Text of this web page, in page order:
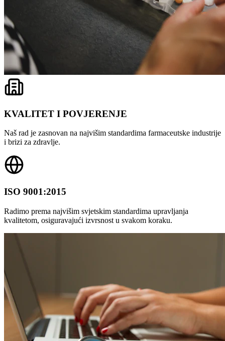
KVALITET I POVJERENJE
Naš rad je zasnovan na najvišim standardima farmaceutske industrije
i brizi za zdravlje.
ISO 9001:2015
Radimo prema najvišim svjetskim standardima upravljanja
kvalitetom, osiguravajući izvrsnost u svakom koraku.